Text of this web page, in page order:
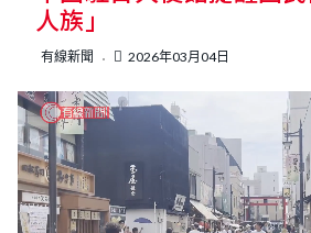
按輸入鍵開始搜尋
人族」
有線新聞 2026年03月04日